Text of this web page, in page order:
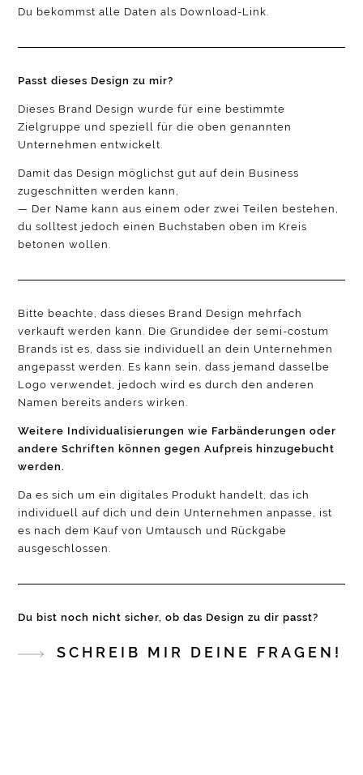
Du bekommst alle Daten als Download-Link.
Passt dieses Design zu mir?
Dieses Brand Design wurde für eine bestimmte
Zielgruppe und speziell für die oben genannten
Unternehmen entwickelt.
Damit das Design möglichst gut auf dein Business
zugeschnitten werden kann,
— Der Name kann aus einem oder zwei Teilen bestehen,
du solltest jedoch einen Buchstaben oben im Kreis
betonen wollen.
Bitte beachte, dass dieses Brand Design mehrfach
verkauft werden kann. Die Grundidee der semi-costum
Brands ist es, dass sie individuell an dein Unternehmen
angepasst werden. Es kann sein, dass jemand dasselbe
Logo verwendet, jedoch wird es durch den anderen
Namen bereits anders wirken.
Weitere Individualisierungen wie Farbänderungen oder
andere Schriften können gegen Aufpreis hinzugebucht
werden.
Da es sich um ein digitales Produkt handelt, das ich
individuell auf dich und dein Unternehmen anpasse, ist
es nach dem Kauf von Umtausch und Rückgabe
ausgeschlossen.
Du bist noch nicht sicher, ob das Design zu dir passt?
SCHREIB MIR DEINE FRAGEN!